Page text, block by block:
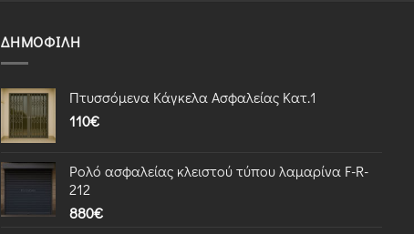
ΔΗΜΟΦΙΛΉ
Πτυσσόμενα Κάγκελα Ασφαλείας Κατ.1
110€
Ρολό ασφαλείας κλειστού τύπου λαμαρίνα F-R-
212
880€